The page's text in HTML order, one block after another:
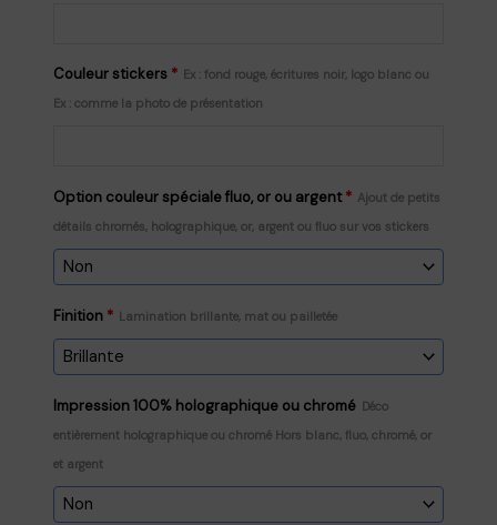
Couleur stickers * Ex : fond rouge, écritures noir, logo blanc ou
Ex : comme la photo de présentation
Option couleur spéciale fluo, or ou argent* Ajout de petits
détails chromés, holographique, or, argent ou fluo sur vos stickers
Finition * Lamination brillante, mat ou pailletée
Impression 100% holographique ou chromé Déco
entièrement holographique ou chromé Hors blanc, fluo, chromé, or
et argent